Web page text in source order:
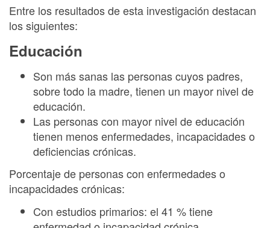
Entre los resultados de esta investigación destacan
los siguientes:
Educación
Son más sanas las personas cuyos padres,
sobre todo la madre, tienen un mayor nivel de
educación.
Las personas con mayor nivel de educación
tienen menos enfermedades, incapacidades o
deficiencias crónicas.
Porcentaje de personas con enfermedades o
incapacidades crónicas:
Con estudios primarios: el 41 % tiene